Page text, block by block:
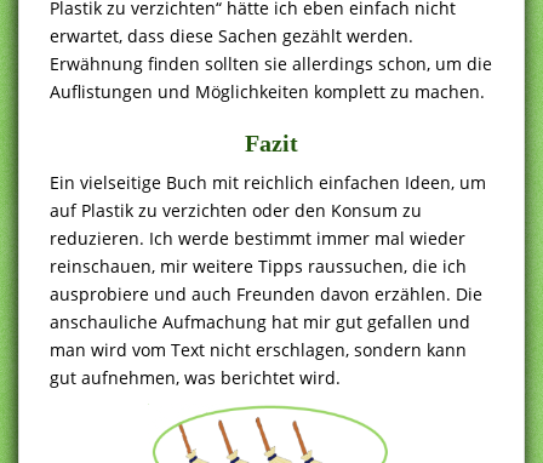
Plastik zu verzichten“ hätte ich eben einfach nicht
erwartet, dass diese Sachen gezählt werden.
Erwähnung finden sollten sie allerdings schon, um die
Auflistungen und Möglichkeiten komplett zu machen.
Fazit
Ein vielseitige Buch mit reichlich einfachen Ideen, um
auf Plastik zu verzichten oder den Konsum zu
reduzieren. Ich werde bestimmt immer mal wieder
reinschauen, mir weitere Tipps raussuchen, die ich
ausprobiere und auch Freunden davon erzählen. Die
anschauliche Aufmachung hat mir gut gefallen und
man wird vom Text nicht erschlagen, sondern kann
gut aufnehmen, was berichtet wird.